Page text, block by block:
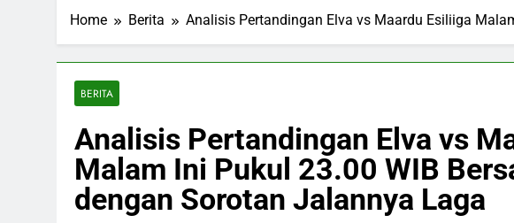
Home Berita Analisis Pertandingan Elva vs Maardu Esiliiga
BERITA
Analisis Pertandingan Elva vs
Malam Ini Pukul 23.00 WIB
dengan Sorotan Jalannya Laga